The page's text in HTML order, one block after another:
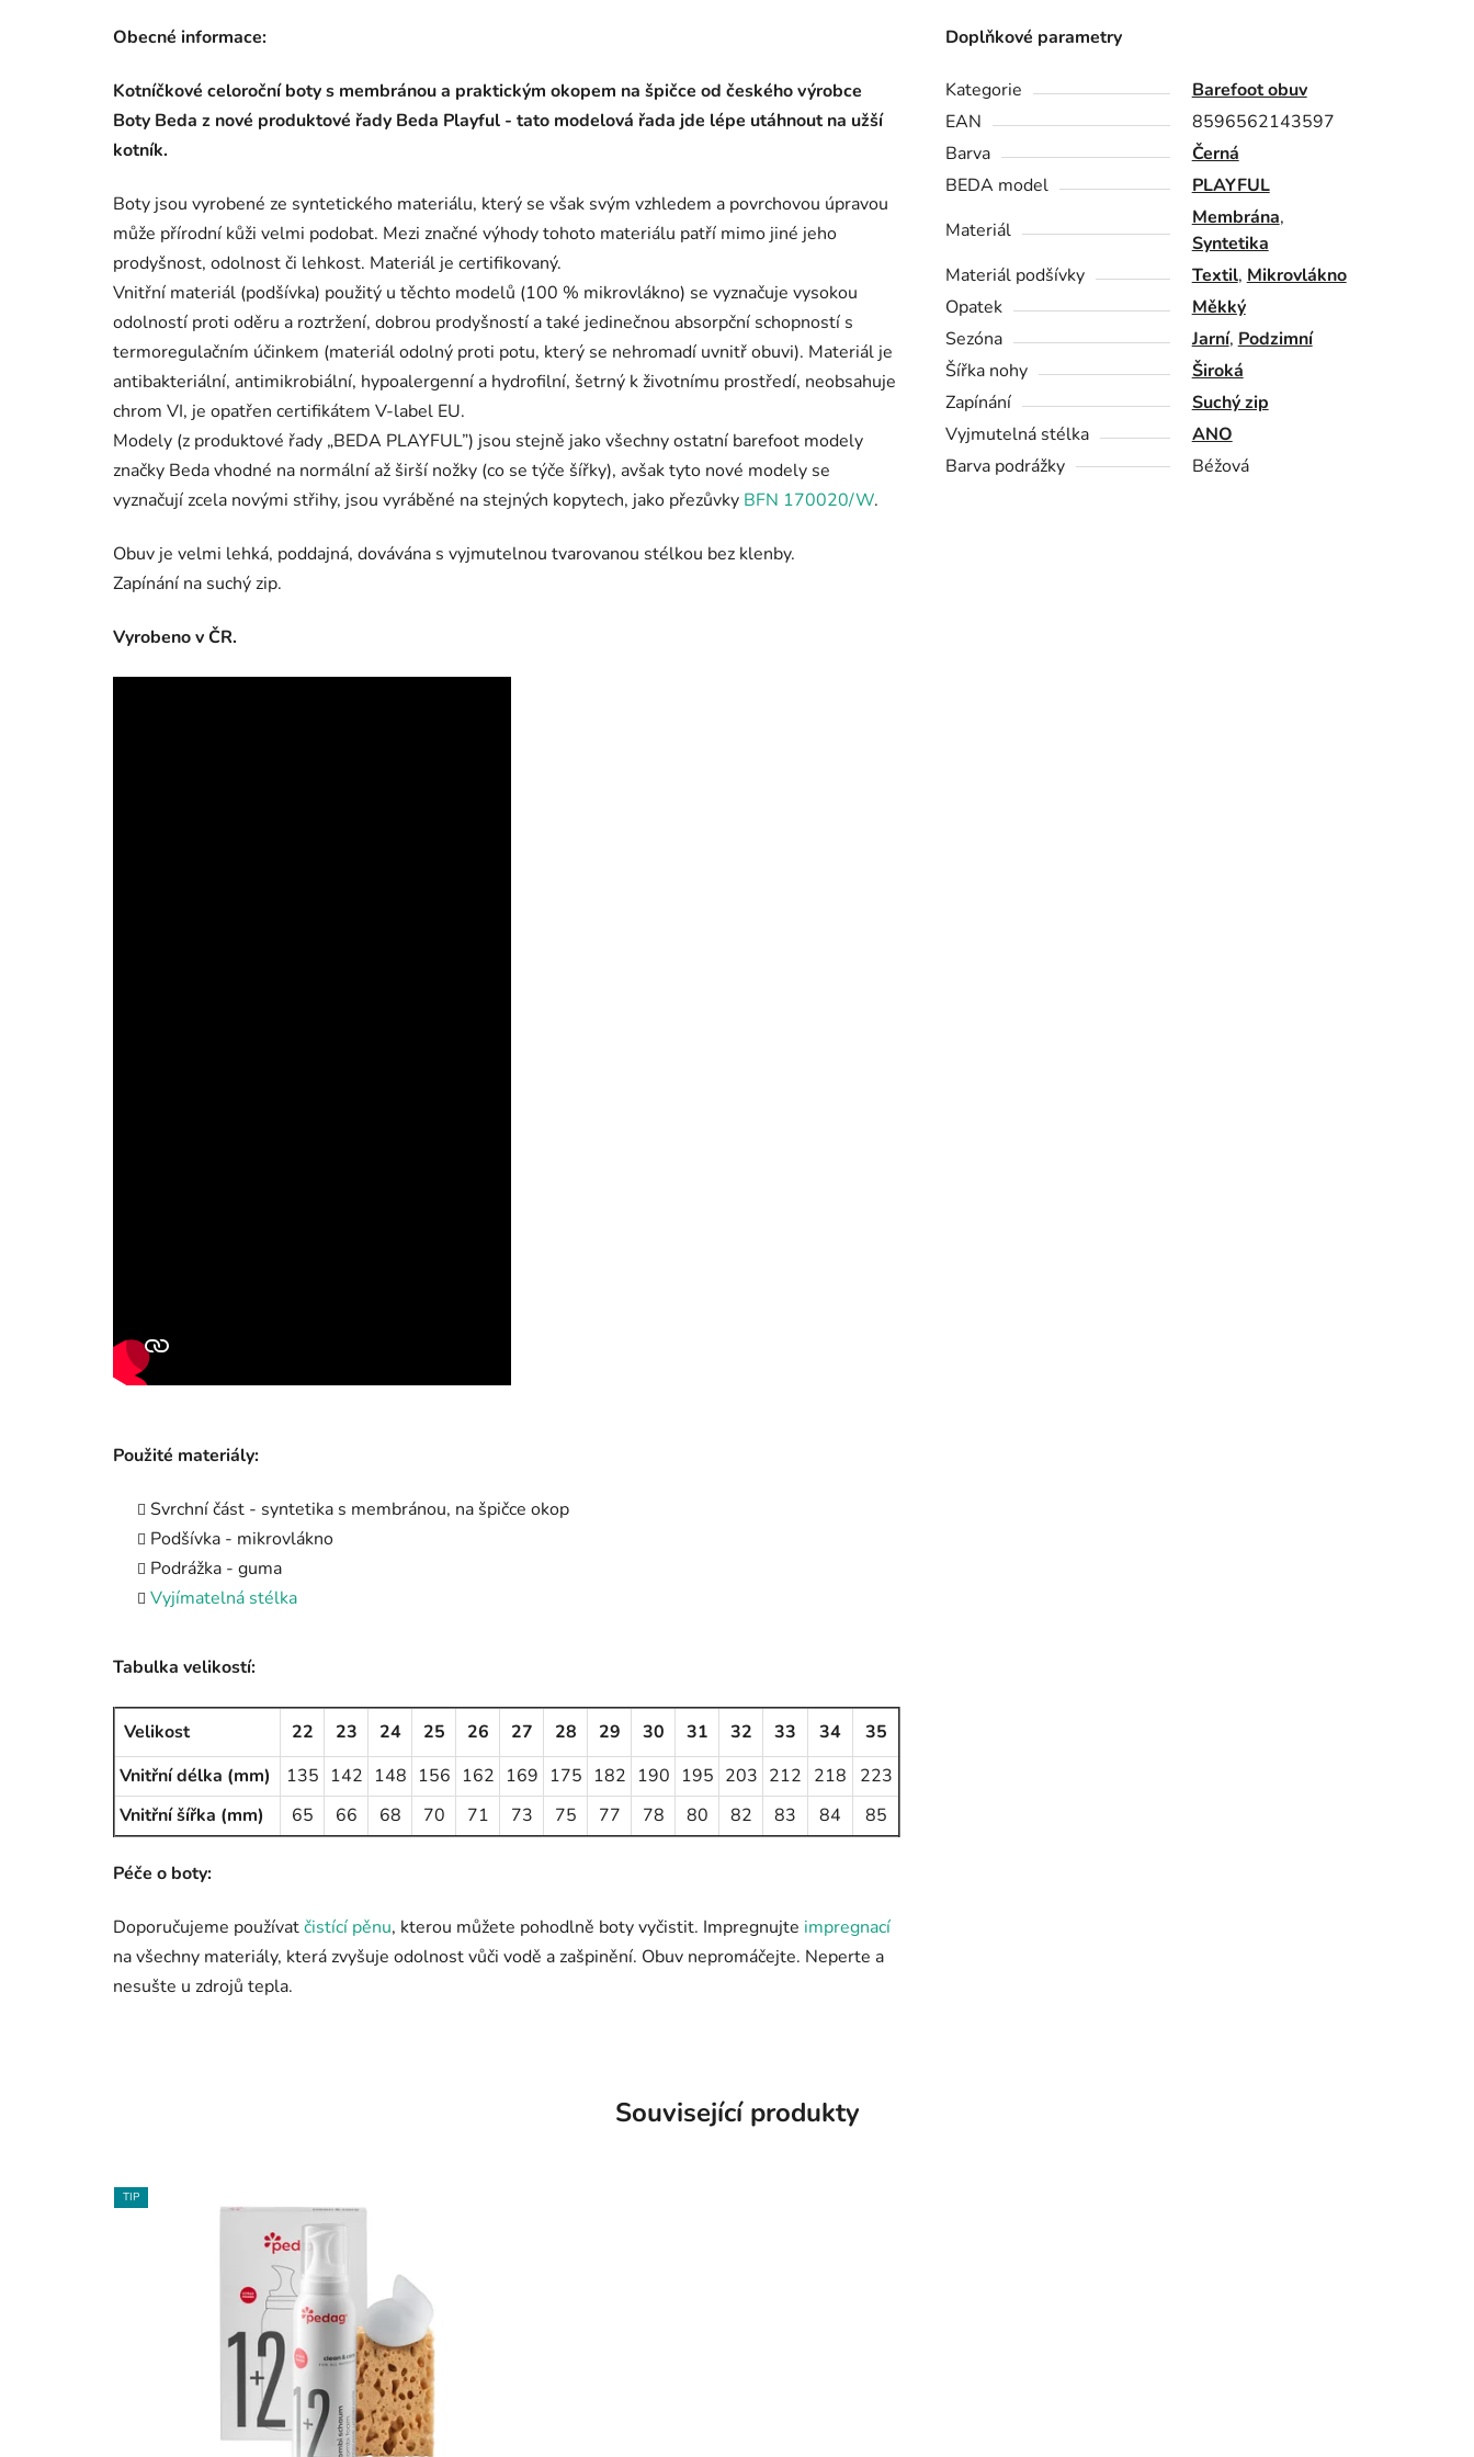
Obecné informace:
Kotníčkové celoroční boty s membránou a praktickým okopem na špičce od českého výrobce
Boty Beda z nové produktové řady Beda Playful - tato modelová řada jde lépe utáhnout na užší
kotník.
Boty jsou vyrobené ze syntetického materiálu, který se však svým vzhledem a povrchovou úpravou
může přírodní kůži velmi podobat. Mezi značné výhody tohoto materiálu patří mimo jiné jeho
prodyšnost, odolnost či lehkost. Materiál je certifikovaný.
Vnitřní materiál (podšívka) použitý u těchto modelů (100 % mikrovlákno) se vyznačuje vysokou
odolností proti oděru a roztržení, dobrou prodyšností a také jedinečnou absorpční schopností s
termoregulačním účinkem (materiál odolný proti potu, který se nehromadí uvnitř obuvi). Materiál je
antibakteriální, antimikrobiální, hypoalergenní a hydrofilní, šetrný k životnímu prostředí, neobsahuje
chrom VI, je opatřen certifikátem V-label EU.
Modely (z produktové řady „BEDA PLAYFUL”) jsou stejně jako všechny ostatní barefoot modely
značky Beda vhodné na normální až širší nožky (co se týče šířky), avšak tyto nové modely se
vyznačují zcela novými střihy, jsou vyráběné na stejných kopytech, jako přezůvky BFN 170020/W.
Obuv je velmi lehká, poddajná, dovávána s vyjmutelnou tvarovanou stélkou bez klenby.
Zapínání na suchý zip.
Vyrobeno v ČR.
Použité materiály:
Svrchní část - syntetika s membránou, na špičce okop
Podšívka - mikrovlákno
Podrážka - guma
Vyjímatelná stélka
Tabulka velikostí:
Velikost 22 23 24 25 26 27 28 29 30 31 32 33 34
35
Vnitřní délka (mm)
135 142 148 156 162 169 175 182 190 195 203 212 218
223
Vnitřní šířka (mm)
65 66 68 70 71 73 75 77 78 80 82 83 84 85
Péče o boty:
Doporučujeme používatčistící pěnu, kterou můžete pohodlně boty vyčistit. Impregnujte impregnací
na všechny materiály, která zvyšuje odolnost vůči vodě a zašpinění. Obuv nepromáčejte. Neperte a
nesušte u zdrojů tepla.
Doplňkové parametry
Kategorie
Barefoot obuv
EAN
8596562143597
Barva
Černá
BEDA model
PLAYFUL
Materiál
Membrána,
Syntetika
Materiál podšívky
Textil, Mikrovlákno
Opatek
Měkký
Sezóna
Jarní, Podzimní
Šířka nohy
Široká
Zapínání
Suchý zip
Vyjmutelná stélka
ANO
Barva podrážky
Béžová
Související produkty
TIP